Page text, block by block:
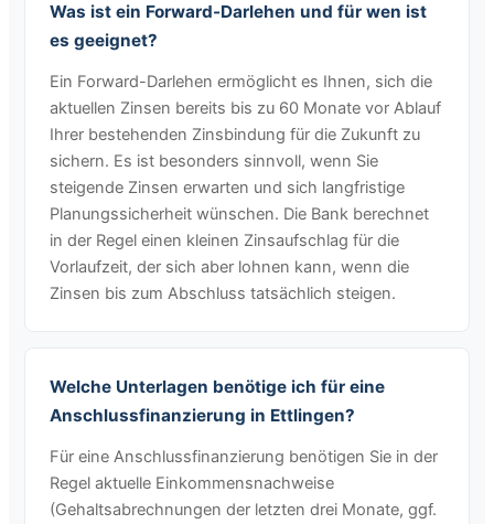
Was ist ein Forward-Darlehen und für wen ist
es geeignet?
Ein Forward-Darlehen ermöglicht es Ihnen, sich die
aktuellen Zinsen bereits bis zu 60 Monate vor Ablauf
Ihrer bestehenden Zinsbindung für die Zukunft zu
sichern. Es ist besonders sinnvoll, wenn Sie
steigende Zinsen erwarten und sich langfristige
Planungssicherheit wünschen. Die Bank berechnet
in der Regel einen kleinen Zinsaufschlag für die
Vorlaufzeit, der sich aber lohnen kann, wenn die
Zinsen bis zum Abschluss tatsächlich steigen.
Welche Unterlagen benötige ich für eine
Anschlussfinanzierung in Ettlingen?
Für eine Anschlussfinanzierung benötigen Sie in der
Regel aktuelle Einkommensnachweise
(Gehaltsabrechnungen der letzten drei Monate, ggf.